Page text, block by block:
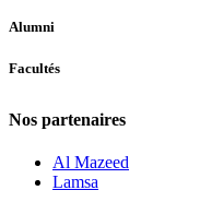
Alumni
Facultés
Nos partenaires
Al Mazeed
Lamsa